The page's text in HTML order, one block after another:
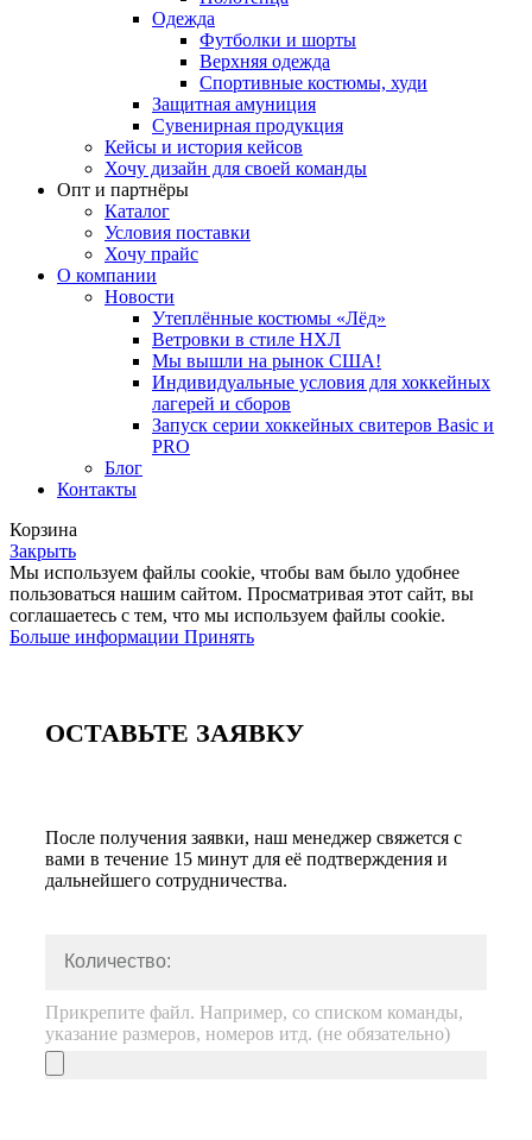
Одежда
Футболки и шорты
Верхняя одежда
Спортивные костюмы, худи
Защитная амуниция
Сувенирная продукция
Кейсы и история кейсов
Хочу дизайн для своей команды
Опт и партнёры
Каталог
Условия поставки
Хочу прайс
О компании
Новости
Утеплённые костюмы «Лёд»
Ветровки в стиле НХЛ
Мы вышли на рынок США!
Индивидуальные условия для хоккейных
лагерей и сборов
Запуск серии хоккейных свитеров Basic и
PRO
Блог
Контакты
Корзина
Закрыть
Мы используем файлы cookie, чтобы вам было удобнее
пользоваться нашим сайтом. Просматривая этот сайт, вы
соглашаетесь с тем, что мы используем файлы cookie.
Больше информации Принять
ОСТАВЬТЕ ЗАЯВКУ
После получения заявки, наш менеджер свяжется с
вами в течение 15 минут для её подтверждения и
дальнейшего сотрудничества.
Прикрепите файл. Например, со списком команды,
указание размеров, номеров итд. (не обязательно)